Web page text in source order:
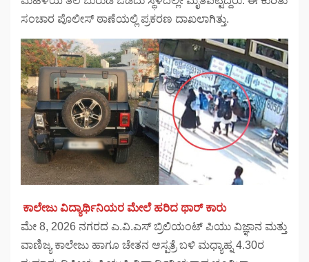
ಸಂಚಾರ ಪೊಲೀಸ್ ಠಾಣೆಯಲ್ಲಿ ಪ್ರಕರಣ ದಾಖಲಾಗಿತ್ತು.
ಕಾಲೇಜು ವಿದ್ಯಾರ್ಥಿನಿಯರ ಮೇಲೆ ಹರಿದ ಥಾರ್ ಕಾರು
ಮೇ 8, 2026 ನಗರದ ಎ.ವಿ.ಎಸ್ ಬ್ರಿಲಿಯಂಟ್ ಪಿಯು ವಿಜ್ಞಾನ ಮತ್ತು
ವಾಣಿಜ್ಯ ಕಾಲೇಜು ಹಾಗೂ ಚೇತನ ಆಸ್ಪತ್ರೆ ಬಳಿ ಮಧ್ಯಾಹ್ನ 4.30ರ